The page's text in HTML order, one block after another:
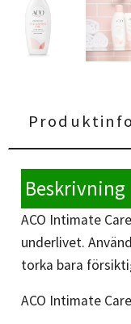
Beskrivning
ACO Intimate
underlivet.
torka bara
ACO Intimate